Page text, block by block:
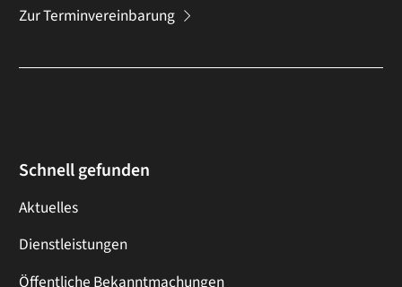
Zur Terminvereinbarung
Schnell gefunden
Aktuelles
Dienstleistungen
Öffentliche Bekanntmachungen